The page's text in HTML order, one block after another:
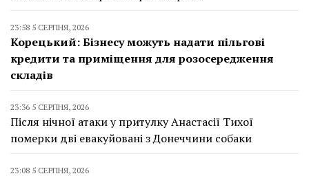
23:58 5 СЕРПНЯ, 2026
Корецький: Бізнесу можуть надати пільгові
кредити та приміщення для розосередження
складів
23:36 5 СЕРПНЯ, 2026
Після нічної атаки у притулку Анастасії Тихої
померки дві евакуйовані з Донеччини собаки
23:08 5 СЕРПНЯ, 2026